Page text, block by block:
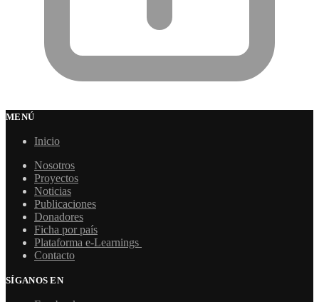
MENÚ
Inicio
Nosotros
Proyectos
Noticias
Publicaciones
Donadores
Ficha por país
Plataforma e-Learnings
Contacto
SÍGANOS EN